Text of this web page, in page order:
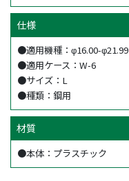
仕様
●適用機種：φ16.00-φ21.99
●適用ケース：W-6
●サイズ：L
●種類：鋼用
材質
●本体：プラスチック